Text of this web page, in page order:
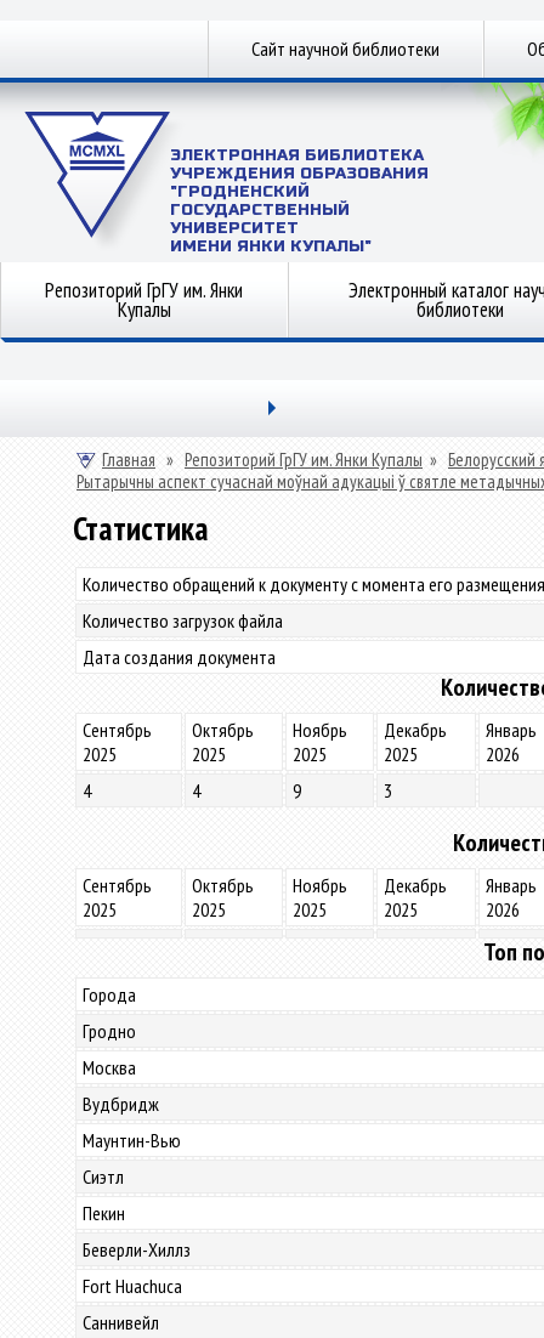
Сайт научной библиотеки
ЭЛЕКТРОННАЯ БИБЛИОТЕКА
УЧРЕЖДЕНИЯ ОБРАЗОВАНИЯ
"ГРОДНЕНСКИЙ
ГОСУДАРСТВЕННЫЙ
УНИВЕРСИТЕТ
ИМЕНИ ЯНКИ КУПАЛЫ"
Репозиторий ГрГУ им. Янки
Купалы
Электронный каталог
библиотеки
Главная » Репозиторий ГрГУ им. Янки Купалы » Белорусский
Рытарычны аспект сучаснай моўнай адукацыі ў святле
Статистика
Количество обращений к документу с момента его
Количество загрузок файла
Дата создания документа
Сентябрь
2025
Октябрь
2025
Ноябрь
2025
Декабрь
2025
Январь
2026
4
4 9 3
Сентябрь
2025
Октябрь
2025
Ноябрь
2025
Декабрь
2025
Январь
2026
Топ
Города
Гродно
Москва
Вудбридж
Маунтин-Вью
Сиэтл
Пекин
Беверли-Хиллз
Fort Huachuca
Саннивейл